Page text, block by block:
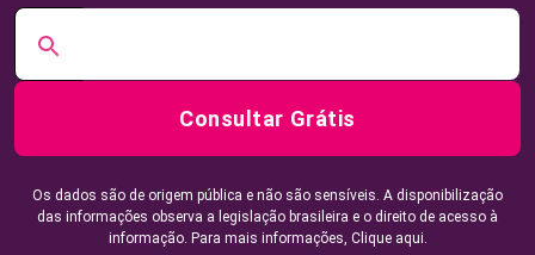
Consultar Grátis
Os dados são de origem pública e não são sensíveis. A disponibilização
das informações observa a legislação brasileira e o direito de acesso à
informação. Para mais informações, Clique aqui.